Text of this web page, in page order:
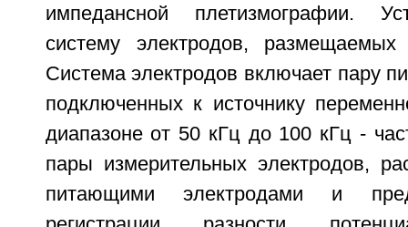
импедансной плетизмографии.
систему электродов,
Система электродов включает пару
подключенных к источнику
диапазоне от 50 кГц до 100 кГц -
пары измерительных электродов,
питающими электродами и